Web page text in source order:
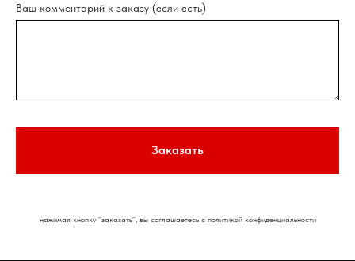
Ваш комментарий к заказу (если есть)
Заказать
нажимая кнопку "заказать", вы соглашаетесь с политикой конфиденциальности